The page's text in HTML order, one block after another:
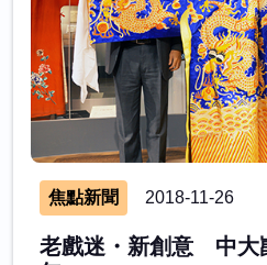
焦點新聞 2018-11-26
老戲迷・新創意 中大